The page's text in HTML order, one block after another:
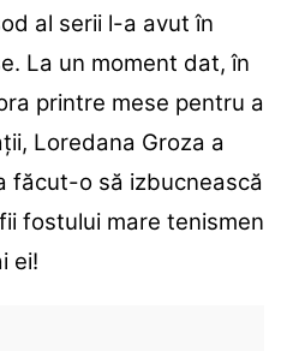
al serii l-a avut în
La un moment dat, în
printre mese pentru a
Loredana Groza a
făcut-o să izbucnească
fostului mare tenismen
ei!